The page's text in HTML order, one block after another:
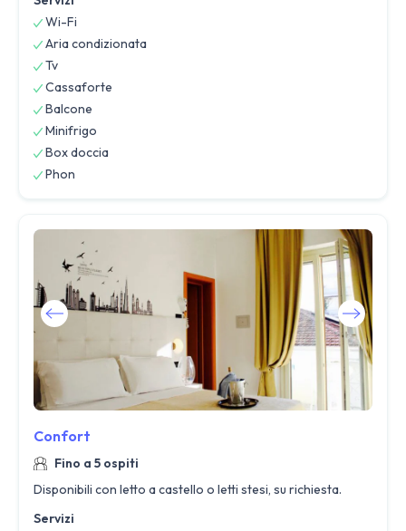
Wi-Fi
Aria condizionata
Tv
Cassaforte
Balcone
Minifrigo
Box doccia
Phon
Confort
Fino a 5 ospiti
Disponibili con letto a castello o letti stesi, su richiesta.
Servizi